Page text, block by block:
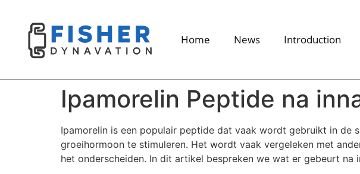
Home News Introduction
Ipamorelin Peptide na
Ipamorelin is een populair peptide dat vaak wordt gebruikt in de
groeihormoon te stimuleren. Het wordt vaak vergeleken met
het onderscheiden. In dit artikel bespreken we wat er gebeurt